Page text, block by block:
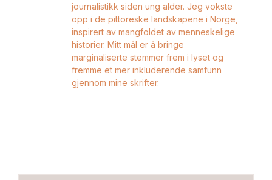
journalistikk siden ung alder. Jeg vokste
opp i de pittoreske landskapene i Norge,
inspirert av mangfoldet av menneskelige
historier. Mitt mål er å bringe
marginaliserte stemmer frem i lyset og
fremme et mer inkluderende samfunn
gjennom mine skrifter.